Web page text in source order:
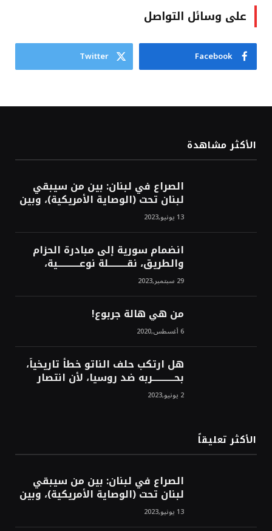
على وسائل التواصل
Facebook
Twitter
الأكثر مشاهدة
الصراع في لبنان: بين من سيبقي
لبنان تحت (الوصاية الأمريكية)، وبين
من سيخرج لبنان من النفق الغربي!
محمد محسن13 يونيو,2023
انضمام سورية إلى مبادرة الحزام
والطريق، نقــــــــــلة نوعــــــــــــية،
استراتيجية، تاريخية، نهائية، نحو
الشرق!محمد محسن29 سبتمبر,2023
من هي هالة جربوع!
6 أغسطس,2020
هل ارتكب حلف الناتو خطأً تاريخياً،
بحــــــــــــربه ضد روسيا، لأن انتصار
روسيا الحتمي، سيفتت الناتو!محمد
محسن 2 يونيو,2023
الأكثر تعليقاً
الصراع في لبنان: بين من سيبقي
لبنان تحت (الوصاية الأمريكية)، وبين
من سيخرج لبنان من النفق الغربي!
محمد محسن13 يونيو,2023